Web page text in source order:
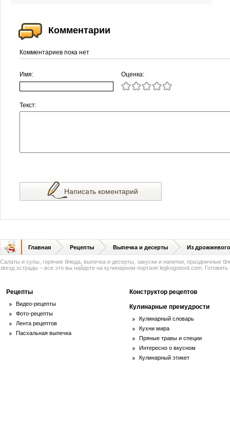
Комментарии
Комментариев пока нет
Имя: Оценка:
Текст:
Написать коментарий
Главная Рецепты Выпечка и десерты Из дрожжевого
Салаты и супы, горячие блюда, выпечка и десерты, закуски и напитки, праздничные
звезд эстрады – все это вы найдете на кулинарном портале legkogotovit.com. Готовить
Рецепты
Видео-рецепты
Фото-рецепты
Лента рецептов
Пасхальная выпечка
Конструктор рецептов
Кулинарные премудрости
Кулинарный словарь
Кухни мира
Пряные травы и специи
Интересно о вкусном
Кулинарный этикет